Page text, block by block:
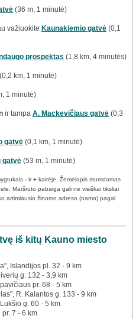
(36 m, 1 minutė)
važiuokite Kaunakiemio gatvė (0,1
prospektas (1,8 km, 4 minutės)
(0,2 km, 1 minutė)
1 minutė)
ir tampa A. Mackevičiaus gatvė (0,3
gatvė (0,1 km, 1 minutė)
gatvė (53 m, 1 minutė)
- ir+ kairėje. Žemėlapis stumdomas
Maršruto pabaiga gali ne visiškai tiksliai
artimiausio žinomo adreso (namo) pagal
iš kitų Kauno miesto
Islandijos pl. 32 - 9 km
g. 132 - 3,9 km
pr. 68 - 5 km
R. Kalantos g. 133 - 9 km
Lukšio g. 60 - 5 km
pr. 7 - 6 km